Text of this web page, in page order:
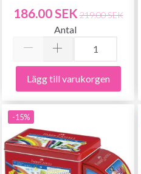
186.00 SEK 219.00 SEK
Antal
Lägg till varukorgen
-15%